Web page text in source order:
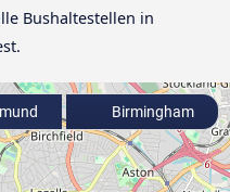
Bushaltestellen in
Birmingham